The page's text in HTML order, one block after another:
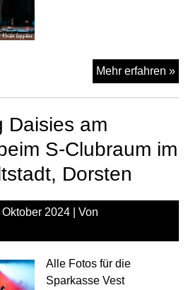
Mehr erfahren »
am
Daisies am
S-Clubraum im
Dorsten
Oktober 2024 | Von
Alle Fotos für die
Sparkasse Vest